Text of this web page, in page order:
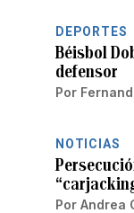
DEPORTES
Béisbol
defensor
Por
NOTICIAS
Por Andrea